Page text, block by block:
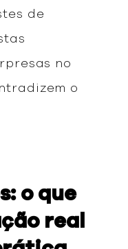
de
no
o
o que
real